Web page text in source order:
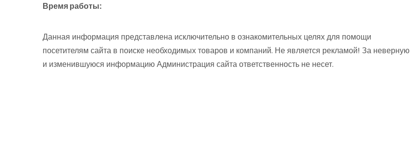
Время работы:
Данная информация представлена исключительно в ознакомительных целях для помощи
посетителям сайта в поиске необходимых товаров и компаний. Не является рекламой! За неверную
и изменившуюся информацию Администрация сайта ответственность не несет.